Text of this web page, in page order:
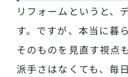
リフォームというと、
す。ですが、本当に暮
そのものを見直す視点
派手さはなくても、毎